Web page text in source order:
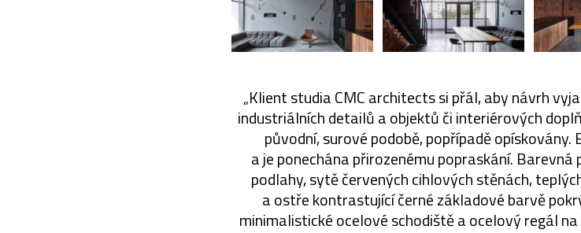
„Klient studia CMC architects si přál, aby návrh
industriálních detailů a objektů či interiérových
původní, surové podobě, popřípadě
a je ponechána přirozenému popraskání.
podlahy, sytě červených cihlových stěnách,
a ostře kontrastující černé základové barvě
minimalistické ocelové schodiště a ocelový regál